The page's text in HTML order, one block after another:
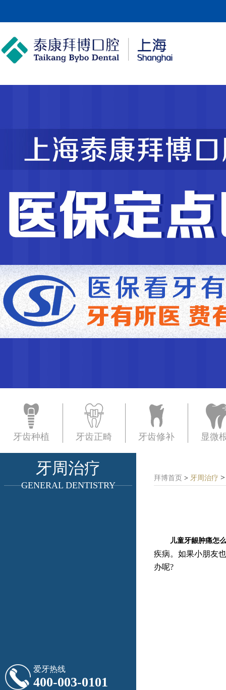
牙齿种植 牙齿正畸 牙齿修补 显微
牙周治疗
GENERAL DENTISTRY
爱牙热线
400-003-0101
拜博首页 > 牙周治疗
儿童牙龈肿痛怎
疾病。如果小朋友
办呢?